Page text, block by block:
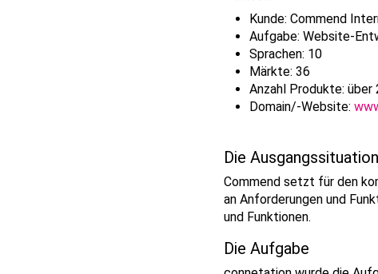
Kunde: Commend
Aufgabe: Website-
Sprachen: 10
Märkte: 36
Anzahl Produkte: über
Domain/-Website:
Die Ausgangssituation
Commend setzt für den
an Anforderungen und
und Funktionen.
Die Aufgabe